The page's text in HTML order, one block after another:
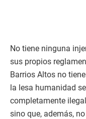
No tiene ninguna
sus propios
Barrios Altos no
la lesa humanidad
completamente
sino que, además,